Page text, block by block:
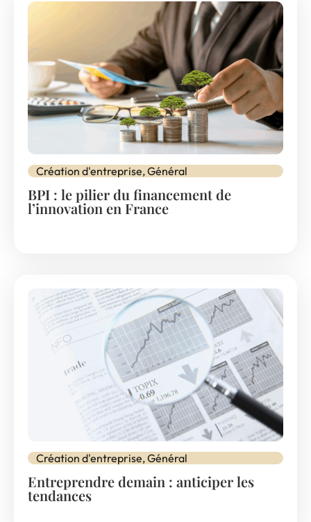
Création d'entreprise,Général
BPI : le pilier du financement de
l’innovation en France
Création d'entreprise,Général
Entreprendre demain : anticiper les
tendances